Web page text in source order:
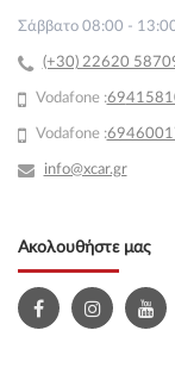
Σάββατο 08:00 -
(+30) 22620
Vodafone :69
Vodafone :
info@xcar.gr
Ακολουθήστε μας